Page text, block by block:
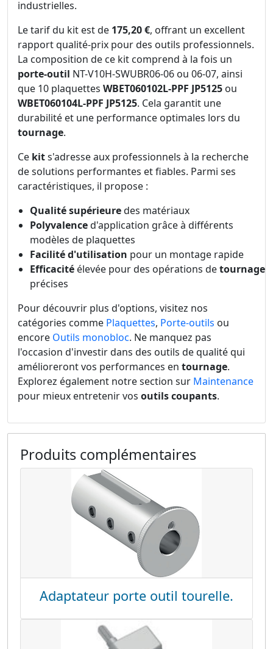
industrielles.
Le tarif du kit est de 175,20 €, offrant un excellent
rapport qualité-prix pour des outils professionnels.
La composition de ce kit comprend à la fois un
porte-outil NT-V10H-SWUBR06-06 ou 06-07, ainsi
que 10 plaquettes WBET060102L-PPF JP5125 ou
WBET060104L-PPF JP5125. Cela garantit une
durabilité et une performance optimales lors du
tournage.
Ce kits'adresse aux professionnels à la recherche
de solutions performantes et fiables. Parmi ses
caractéristiques, il propose :
Qualité supérieuredes matériaux
Polyvalenced'application grâce à différents
modèles de plaquettes
Facilité d'utilisation pour un montage rapide
Efficacité élevée pour des opérations detournage
précises
Pour découvrir plus d'options, visitez nos
catégories comme Plaquettes, Porte-outils ou
encore Outils monobloc. Ne manquez pas
l'occasion d'investir dans des outils de qualité qui
amélioreront vos performances en tournage.
Explorez également notre section sur Maintenance
pour mieux entretenir vos outils coupants.
Produits complémentaires
Adaptateur porte outil tourelle.